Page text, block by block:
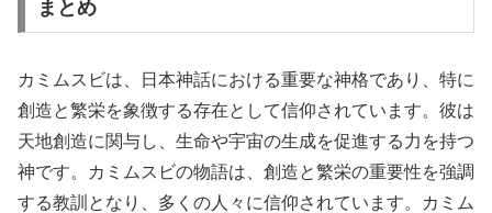
まとめ
カミムスビは、日本神話における重要な神格であり、特に
創造と繁栄を象徴する存在として信仰されています。彼は
天地創造に関与し、生命や宇宙の生成を促進する力を持つ
神です。カミムスビの物語は、創造と繁栄の重要性を強調
する教訓となり、多くの人々に信仰されています。カミム